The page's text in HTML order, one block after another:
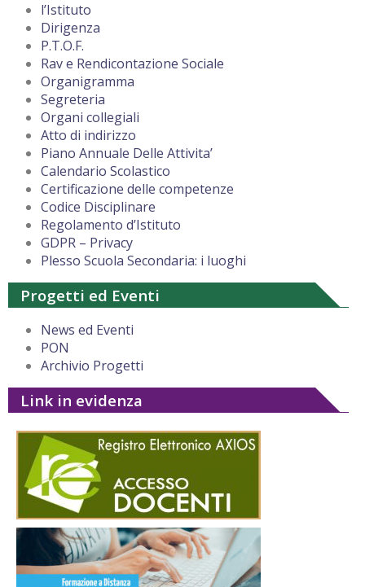
l’Istituto
Dirigenza
P.T.O.F.
Rav e Rendicontazione Sociale
Organigramma
Segreteria
Organi collegiali
Atto di indirizzo
Piano Annuale Delle Attivita’
Calendario Scolastico
Certificazione delle competenze
Codice Disciplinare
Regolamento d’Istituto
GDPR – Privacy
Plesso Scuola Secondaria: i luoghi
Progetti ed Eventi
News ed Eventi
PON
Archivio Progetti
Link in evidenza